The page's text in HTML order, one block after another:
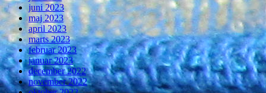
juni 2023
maj 2023
april 2023
marts 2023
februar 2023
januar 2023
december 2022
november 2022